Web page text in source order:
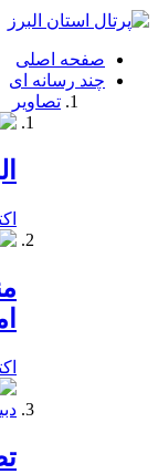
فصد
شرق
تهران
خشکشویی
صفحه اصلی
چند رسانه ای
تصاویر